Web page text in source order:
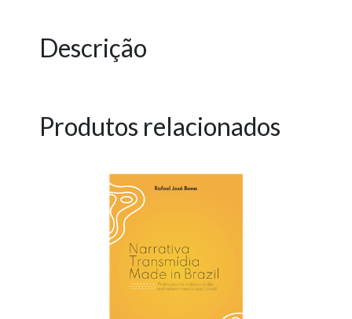
Descrição
Produtos relacionados